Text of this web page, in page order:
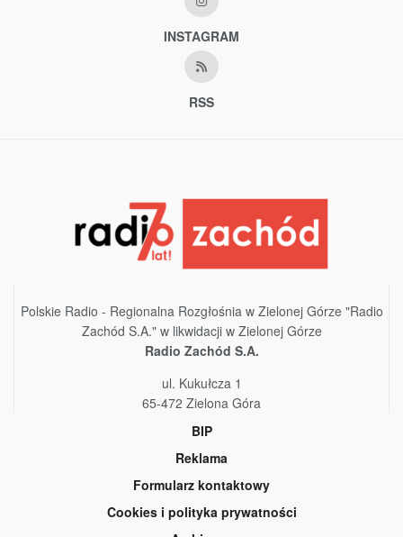
INSTAGRAM
RSS
Polskie Radio - Regionalna Rozgłośnia w Zielonej Górze "Radio
Zachód S.A." w likwidacji w Zielonej Górze
Radio Zachód S.A.
ul. Kukułcza 1
65-472 Zielona Góra
BIP
Reklama
Formularz kontaktowy
Cookies i polityka prywatności